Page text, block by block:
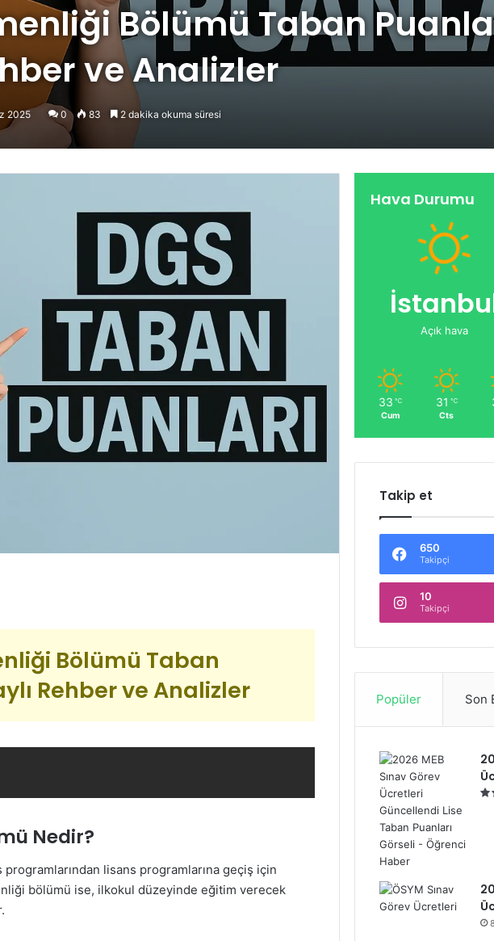
Bölümü Taban
ve Analizler
2025 0 83 2 dakika okuma süresi
Bölümü Taban
Rehber ve Analizler
Nedir?
programlarından lisans programlarına geçiş için
bölümü ise, ilkokul düzeyinde eğitim verecek
Hava Durumu
Açık hava
33 ℃
Cum
31 ℃
Cts
Takip et
650
Takipçi
10
Takipçi
Popüler Son